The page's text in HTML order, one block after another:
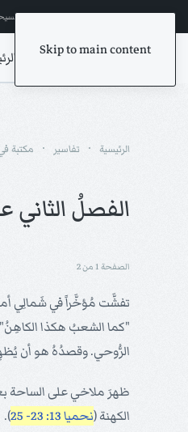
Skip to main content
إشترك في المراسلات ترانيم
الرئيسية تفاسير مكتبة
الفصلُ
الصفحة 1 من 2
تفشَّت مُؤخَّراً في شَمالِي
"كما الشعبُ هكذا
الرُّوحي. وقصدُهُ هو أن
ظهرَ ملاخي على الساحة
الكهنة (نحميا 13: 23- 25 ).